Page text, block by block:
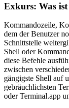
Exkurs: Was ist
Kommandozeile,
dem der Benutzer
Schnittstelle
Shell oder
diese Befehle
zwischen
gängigste Shell auf
gebräuchlichsten
oder Terminal.app